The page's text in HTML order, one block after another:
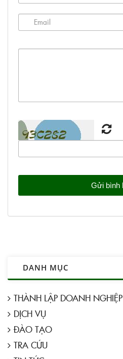
DANH MỤC
THÀNH LẬP DOANH NGHIỆP
DỊCH VỤ
ĐÀO TẠO
TRA CỨU